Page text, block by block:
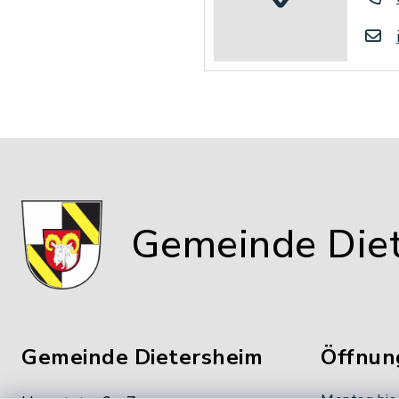
Gemeinde
Gemeinde Dietersheim